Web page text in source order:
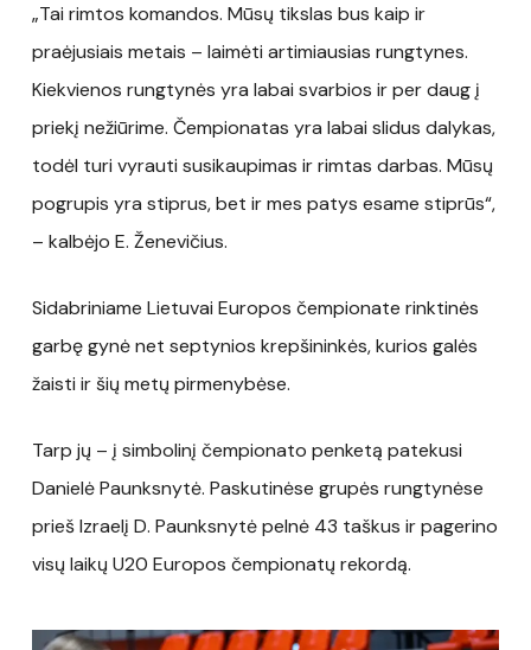
„Tai rimtos komandos. Mūsų tikslas bus kaip ir
praėjusiais metais – laimėti artimiausias rungtynes.
Kiekvienos rungtynės yra labai svarbios ir per daug į
priekį nežiūrime. Čempionatas yra labai slidus dalykas,
todėl turi vyrauti susikaupimas ir rimtas darbas. Mūsų
pogrupis yra stiprus, bet ir mes patys esame stiprūs“,
– kalbėjo E. Ženevičius.
Sidabriniame Lietuvai Europos čempionate rinktinės
garbę gynė net septynios krepšininkės, kurios galės
žaisti ir šių metų pirmenybėse.
Tarp jų – į simbolinį čempionato penketą patekusi
Danielė Paunksnytė. Paskutinėse grupės rungtynėse
prieš Izraelį D. Paunksnytė pelnė 43 taškus ir pagerino
visų laikų U20 Europos čempionatų rekordą.